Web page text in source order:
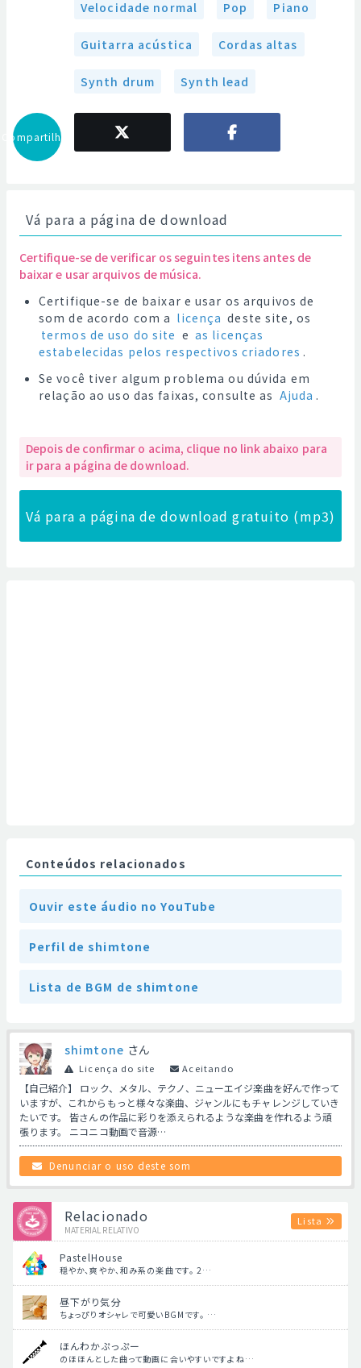
Velocidade normal Pop Piano
Guitarra acústica Cordas altas
Synth drum Synth lead
Compartilhar
Vá para a página de download
Certifique-se de verificar os seguintes itens antes de
baixar e usar arquivos de música.
Certifique-se de baixar e usar os arquivos de
som de acordo com a licença deste site, os
termos de uso do site e as licenças
estabelecidas pelos respectivos criadores .
Se você tiver algum problema ou dúvida em
relação ao uso das faixas, consulte as Ajuda .
Depois de confirmar o acima, clique no link abaixo para
ir para a página de download.
Vá para a página de download gratuito (mp3)
Conteúdos relacionados
Ouvir este áudio no YouTube
Perfil de shimtone
Lista de BGM de shimtone
shimtone さん
Licença do site Aceitando
【自己紹介】 ロック、メタル、テクノ、ニューエイジ楽曲を好んで作って
いますが、これからもっと様々な楽曲、ジャンルにもチャレンジしていき
たいです。 皆さんの作品に彩りを添えられるような楽曲を作れるよう頑
張ります。 ニコニコ動画で音源…
Denunciar o uso deste som
Relacionado
MATERIAL RELATIVO
Lista
PastelHouse
穏やか、爽やか、和み系の楽曲です。 2…
昼下がり気分
ちょっぴりオシャレで可愛いBGMです。 …
ほんわかぷっぷー
のほほんとした曲って動画に合いやすいですよね…